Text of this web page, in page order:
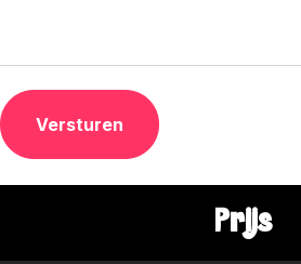
Prijs